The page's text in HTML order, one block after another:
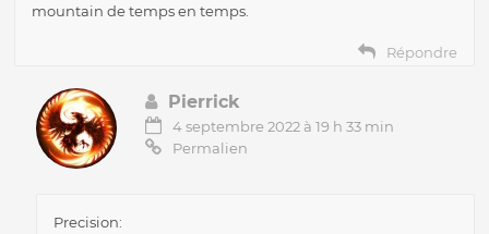
mountain de temps en temps.
Répondre
Pierrick
4 septembre 2022 à 19 h 33 min
Permalien
Precision: